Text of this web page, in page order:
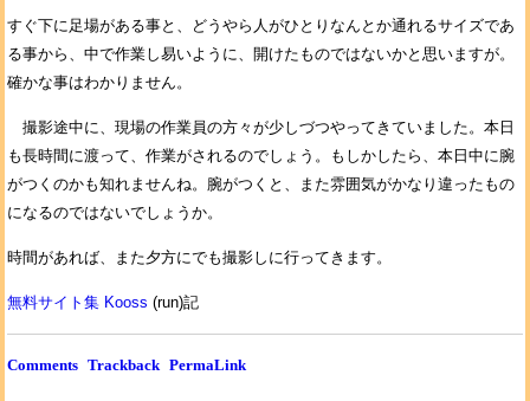
すぐ下に足場がある事と、どうやら人がひとりなんとか通れるサイズであ
る事から、中で作業し易いように、開けたものではないかと思いますが。
確かな事はわかりません。
撮影途中に、現場の作業員の方々が少しづつやってきていました。本日
も長時間に渡って、作業がされるのでしょう。もしかしたら、本日中に腕
がつくのかも知れませんね。腕がつくと、また雰囲気がかなり違ったもの
になるのではないでしょうか。
時間があれば、また夕方にでも撮影しに行ってきます。
無料サイト集 Kooss (run)記
Comments Trackback PermaLink